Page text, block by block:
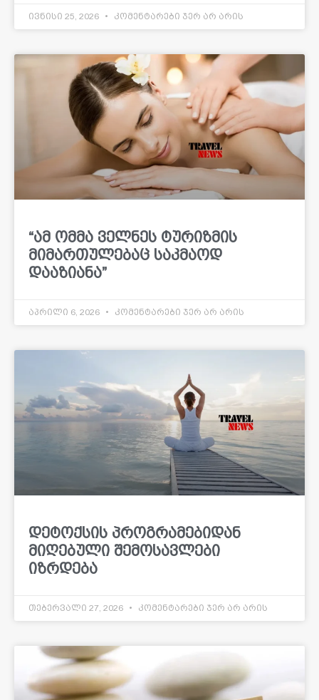
ივნისი 25, 2026 კომენტარები ჯერ არ არის
“ამ ომმა ველნეს ტურიზმის
მიმართულებაც საკმაოდ
დააზიანა”
აპრილი 6, 2026 კომენტარები ჯერ არ არის
დეტოქსის პროგრამებიდან
მიღებული შემოსავლები
იზრდება
თებერვალი 27, 2026 კომენტარები ჯერ არ არის